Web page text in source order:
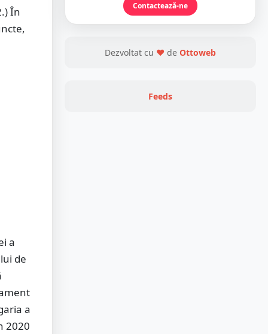
În
a
de
a
2020
Contactează-ne
Dezvoltat cu ❤ de Ottoweb
Feeds